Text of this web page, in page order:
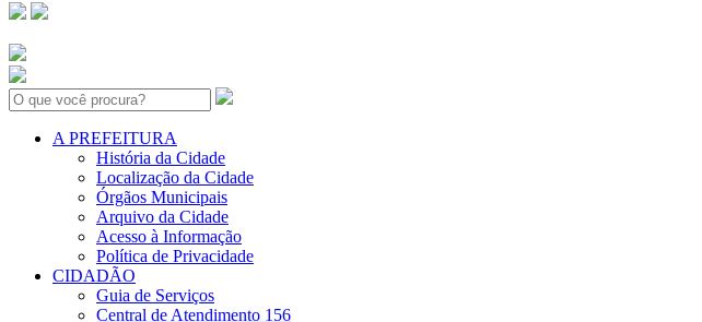
Search:
A PREFEITURA
História da Cidade
Localização da Cidade
Órgãos Municipais
Arquivo da Cidade
Acesso à Informação
Política de Privacidade
CIDADÃO
Guia de Serviços
Central de Atendimento 156